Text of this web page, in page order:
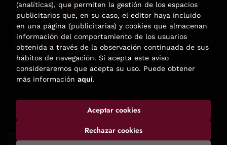
Esta actividad ha recibido una ayuda
para la modernización de las librerías de
la Comunidad de Madrid
correspondiente al año 2025.
. Todos los Derechos Reservados |
(analíticas), que permiten la gestión de los espacios
publicitarios que, en su caso, el editor haya incluido
en una página (publicitarias) y cookies que almacenan
información del comportamiento de los usuarios
obtenida a través de la observación continuada de sus
hábitos de navegación. Si acepta este aviso
consideraremos que acepta su uso. Puede obtener
más información aquí.
Rechazar cookies
Aceptar cookies